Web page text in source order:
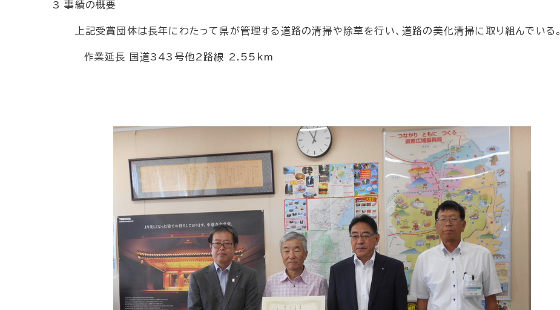
3 事績の概要
上記受賞団体は長年にわたって県が管理する道路の清掃や除草を行い、道路の美化清掃に取り組んでいる。
作業延長 国道343号他2路線 2.55km